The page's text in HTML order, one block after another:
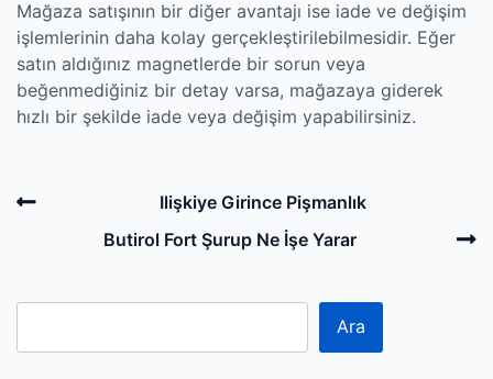
Mağaza satışının bir diğer avantajı ise iade ve değişim
işlemlerinin daha kolay gerçekleştirilebilmesidir. Eğer
satın aldığınız magnetlerde bir sorun veya
beğenmediğiniz bir detay varsa, mağazaya giderek
hızlı bir şekilde iade veya değişim yapabilirsiniz.
Post
navigation
Previous
Ilişkiye Girince Pişmanlık
Butirol Fort Şurup Ne İşe Yarar
Ara